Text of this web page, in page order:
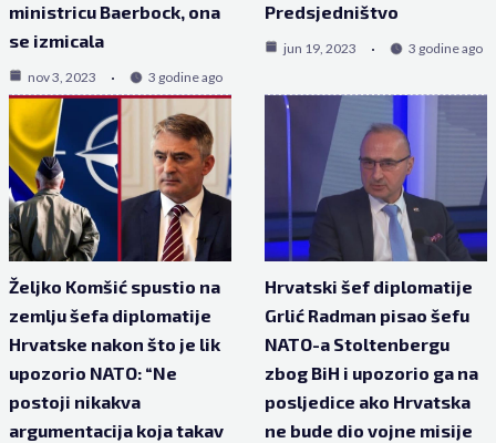
ministricu Baerbock, ona
se izmicala
nov 3, 2023 3 godine ago
Predsjedništvo
jun 19, 2023 3 godine ago
Željko Komšić spustio na
zemlju šefa diplomatije
Hrvatske nakon što je lik
upozorio NATO: “Ne
postoji nikakva
argumentacija koja takav
Hrvatski šef diplomatije
Grlić Radman pisao šefu
NATO-a Stoltenbergu
zbog BiH i upozorio ga na
posljedice ako Hrvatska
ne bude dio vojne misije